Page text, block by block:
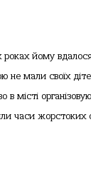
йому
не мали своїх
в місті
часи жорстоких